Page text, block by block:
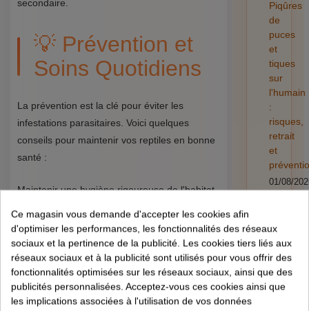
secondaire.
💡 Prévention et
Soins Quotidiens
La prévention est la clé pour éviter les
infestations parasitaires. Voici quelques
conseils pour maintenir vos reptiles en bonne
santé :
Maintenir une hygiène rigoureuse de l'habitat.
chez un vétérinaire spécialisé.
Isoler les nouveaux reptiles avant de les
introduire dans un habitat commun.
FAQ : Réponses à
Piqûres
de
puces
et
tiques
sur
l'humain
:
risques,
retrait
et
01/08/
Ce magasin vous demande d'accepter les cookies afin
d'optimiser les performances, les fonctionnalités des réseaux
sociaux et la pertinence de la publicité. Les cookies tiers liés aux
réseaux sociaux et à la publicité sont utilisés pour vous offrir des
fonctionnalités optimisées sur les réseaux sociaux, ainsi que des
publicités personnalisées. Acceptez-vous ces cookies ainsi que
les implications associées à l'utilisation de vos données